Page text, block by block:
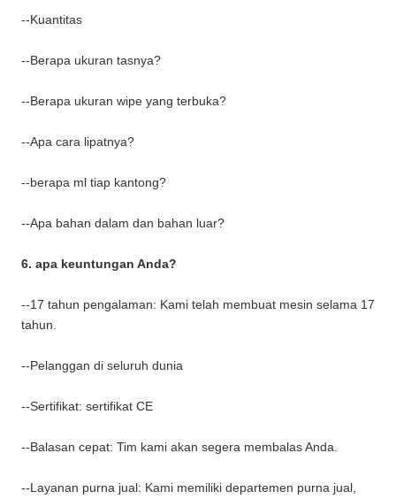
--Kuantitas
--Berapa ukuran tasnya?
--Berapa ukuran wipe yang terbuka?
--Apa cara lipatnya?
--berapa ml tiap kantong?
--Apa bahan dalam dan bahan luar?
6. apa keuntungan Anda?
--17 tahun pengalaman: Kami telah membuat mesin selama 17
tahun.
--Pelanggan di seluruh dunia
--Sertifikat: sertifikat CE
--Balasan cepat: Tim kami akan segera membalas Anda.
--Layanan purna jual: Kami memiliki departemen purna jual,